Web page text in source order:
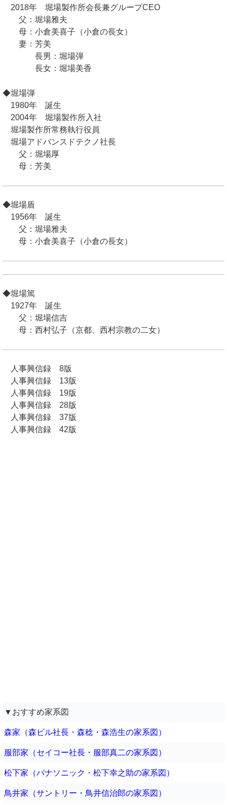
2018年 堀場製作所会長兼グループCEO
父：堀場雅夫
母：小倉美喜子（小倉の長女）
妻：芳美
長男：堀場弾
長女：堀場美香
◆堀場弾
1980年 誕生
2004年 堀場製作所入社
堀場製作所常務執行役員
堀場アドバンスドテクノ社長
父：堀場厚
母：芳美
◆堀場盾
1956年 誕生
父：堀場雅夫
母：小倉美喜子（小倉の長女）
◆堀場篤
1927年 誕生
父：堀場信吉
母：西村弘子（京都、西村宗教の二女）
人事興信録 8版
人事興信録 13版
人事興信録 19版
人事興信録 28版
人事興信録 37版
人事興信録 42版
▼おすすめ家系図
森家（森ビル社長・森稔・森浩生の家系図）
服部家（セイコー社長・服部真二の家系図）
松下家（パナソニック・松下幸之助の家系図）
鳥井家（サントリー・鳥井信治郎の家系図）